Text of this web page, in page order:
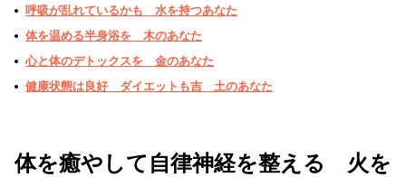
呼吸が乱れているかも 水を持つあなた
体を温める半身浴を 木のあなた
心と体のデトックスを 金のあなた
健康状態は良好 ダイエットも吉 土のあなた
体を癒やして自律神経を整える 火を